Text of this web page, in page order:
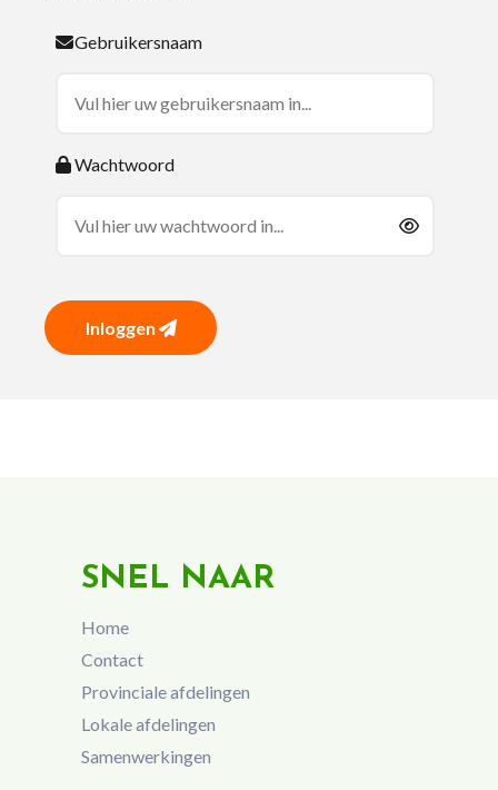
Gebruikersnaam
Wachtwoord
Inloggen
SNEL NAAR
Home
Contact
Provinciale afdelingen
Lokale afdelingen
Samenwerkingen